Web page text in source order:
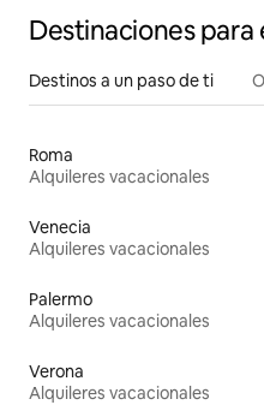
Destinaciones para
Destinos a un paso de ti
Roma
Alquileres vacacionales
Venecia
Alquileres vacacionales
Palermo
Alquileres vacacionales
Verona
Alquileres vacacionales